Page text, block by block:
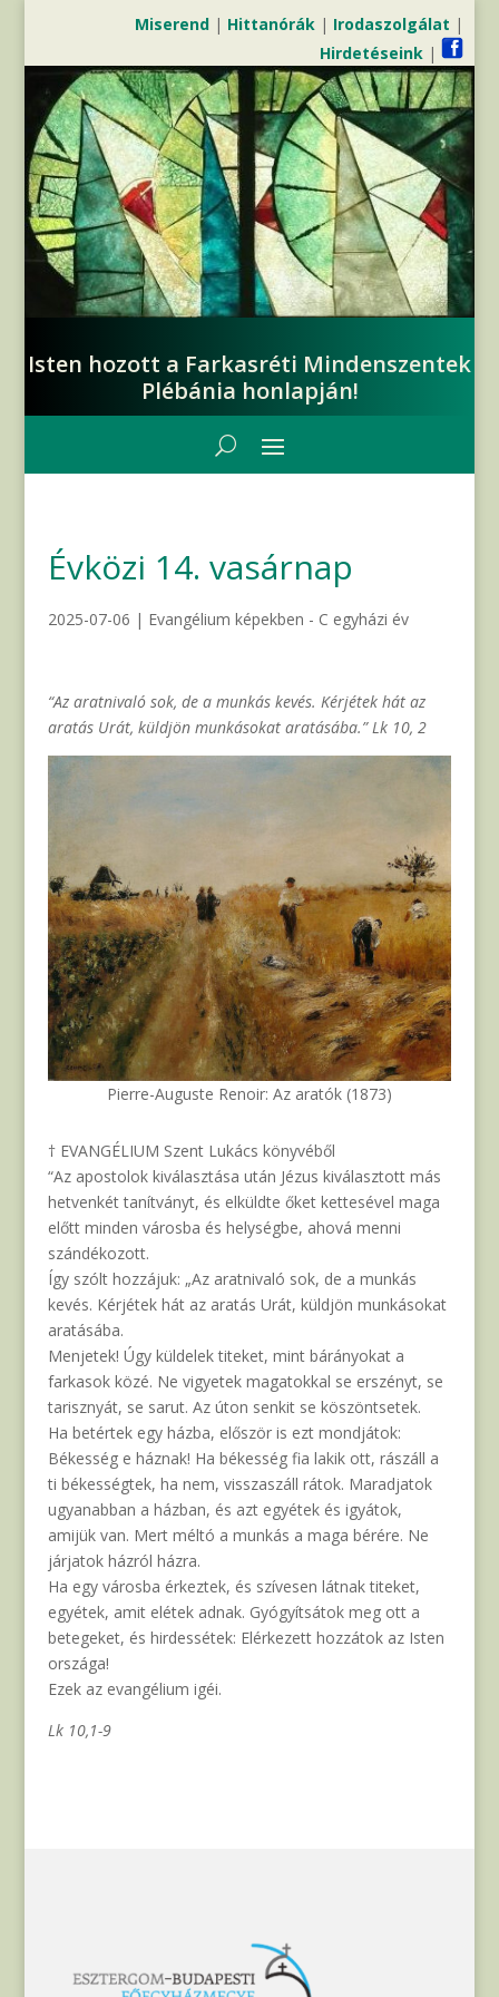
Miserend| Hittanórák| Irodaszolgálat |
Hirdetéseink|
Isten hozott a Farkasréti Mindenszentek
Plébánia honlapján!
Évközi 14. vasárnap
2025-07-06 | Evangélium képekben - C egyházi év
“Az aratnivaló sok, de a munkás kevés. Kérjétek hát az
aratás Urát, küldjön munkásokat aratásába.” Lk 10, 2
Pierre-Auguste Renoir: Az aratók (1873)
† EVANGÉLIUM Szent Lukács könyvéből
“Az apostolok kiválasztása után Jézus kiválasztott más
hetvenkét tanítványt, és elküldte őket kettesével maga
előtt minden városba és helységbe, ahová menni
szándékozott.
Így szólt hozzájuk: „Az aratnivaló sok, de a munkás
kevés. Kérjétek hát az aratás Urát, küldjön munkásokat
aratásába.
Menjetek! Úgy küldelek titeket, mint bárányokat a
farkasok közé. Ne vigyetek magatokkal se erszényt, se
tarisznyát, se sarut. Az úton senkit se köszöntsetek.
Ha betértek egy házba, először is ezt mondjátok:
Békesség e háznak! Ha békesség fia lakik ott, rászáll a
ti békességtek, ha nem, visszaszáll rátok. Maradjatok
ugyanabban a házban, és azt egyétek és igyátok,
amijük van. Mert méltó a munkás a maga bérére. Ne
járjatok házról házra.
Ha egy városba érkeztek, és szívesen látnak titeket,
egyétek, amit elétek adnak. Gyógyítsátok meg ott a
betegeket, és hirdessétek: Elérkezett hozzátok az Isten
országa!
Ezek az evangélium igéi.
Lk 10,1-9